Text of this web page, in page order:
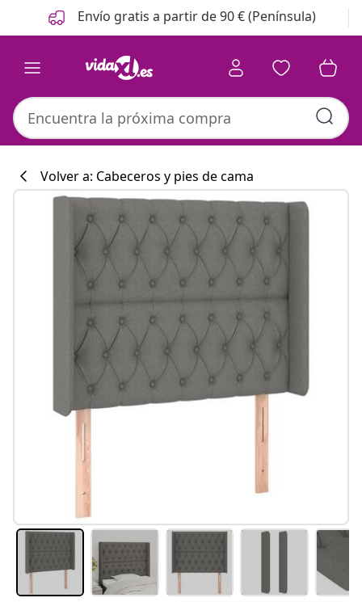
Anterior
Siguiente Envío gratis a partir de 90 € (Península)
#sharemevidaxl
Volver a: Cabeceros y pies de cama